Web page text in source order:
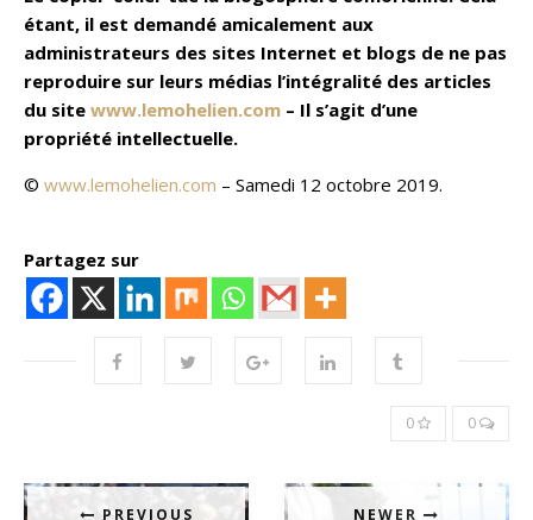
étant, il est demandé amicalement aux
administrateurs des sites Internet et blogs de ne pas
reproduire sur leurs médias l’intégralité des articles
du site www.lemohelien.com – Il s’agit d’une
propriété intellectuelle.
© www.lemohelien.com – Samedi 12 octobre 2019.
Partagez sur
0 0
PREVIOUS NEWER